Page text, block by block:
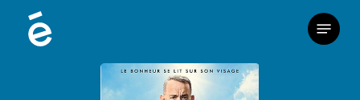
Menu